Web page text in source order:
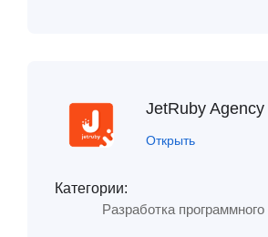
JetRuby Agency
Открыть
Категории:
Разработка